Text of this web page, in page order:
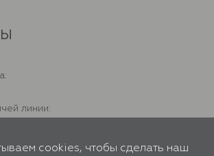
линии:
cookies, чтобы сделать наш